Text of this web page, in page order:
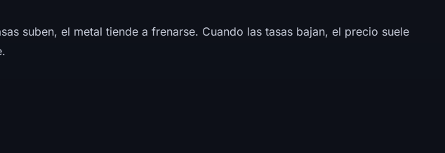
suben, el metal tiende a frenarse. Cuando las tasas bajan, el precio suele